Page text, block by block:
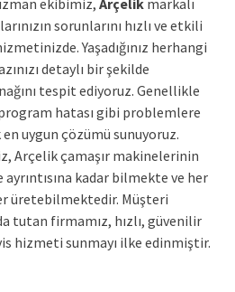
sorunlarını hızlı ve etkili
Yaşadığınız herhangi
detaylı bir şekilde
tespit ediyoruz. Genellikle
hatası gibi problemlere
uygun çözümü sunuyoruz.
Arçelik çamaşır makinelerinin
ayrıntısına kadar bilmekte ve her
üretebilmektedir. Müşteri
tutan firmamız, hızlı, güvenilir
hizmeti sunmayı ilke edinmiştir.